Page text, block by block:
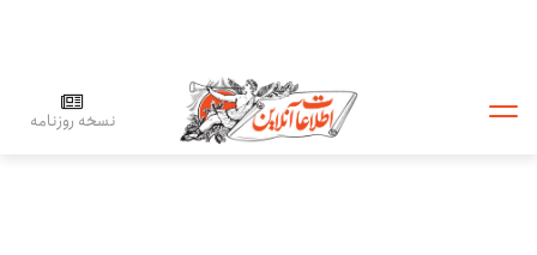
نسخه روزنامه